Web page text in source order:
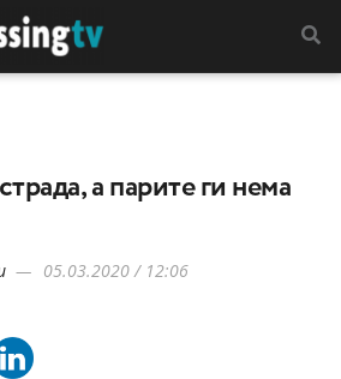
а парите ги нема
05.03.2020 / 12:06